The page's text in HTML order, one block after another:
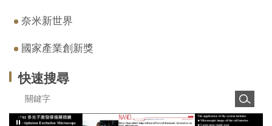
奈米新世界
國家產業創新獎
快速搜尋